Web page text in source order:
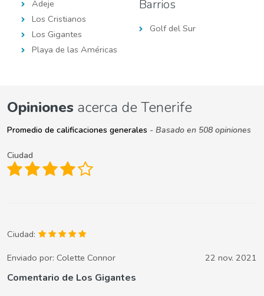
Adeje
Los Cristianos
Los Gigantes
Playa de las Américas
Barrios
Golf del Sur
Opiniones acerca de Tenerife
Promedio de calificaciones generales - Basado en 508 opiniones
Ciudad
Ciudad:
Enviado por: Colette Connor 22 nov. 2021
Comentario de Los Gigantes